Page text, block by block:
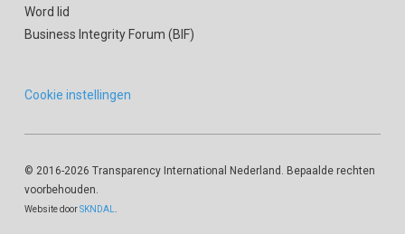
Word lid
Business Integrity Forum (BIF)
Cookie instellingen
© 2016-2026 Transparency International Nederland. Bepaalde rechten
voorbehouden.
Website doorSKNDAL.